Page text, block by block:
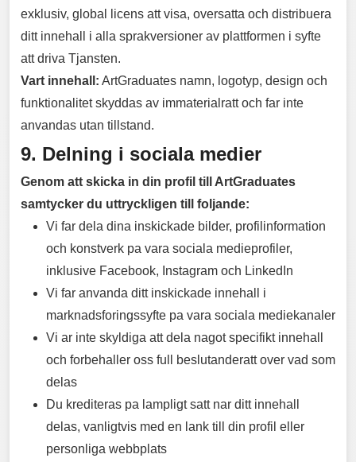
exklusiv, global licens att visa, oversatta och distribuera
ditt innehall i alla sprakversioner av plattformen i syfte
att driva Tjansten.
Vart innehall: ArtGraduates namn, logotyp, design och
funktionalitet skyddas av immaterialratt och far inte
anvandas utan tillstand.
9. Delning i sociala medier
Genom att skicka in din profil till ArtGraduates
samtycker du uttryckligen till foljande:
Vi far dela dina inskickade bilder, profilinformation
och konstverk pa vara sociala medieprofiler,
inklusive Facebook, Instagram och LinkedIn
Vi far anvanda ditt inskickade innehall i
marknadsforingssyfte pa vara sociala mediekanaler
Vi ar inte skyldiga att dela nagot specifikt innehall
och forbehaller oss full beslutanderatt over vad som
delas
Du krediteras pa lampligt satt nar ditt innehall
delas, vanligtvis med en lank till din profil eller
personliga webbplats